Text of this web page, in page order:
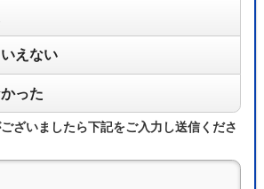
えない
った
ざいましたら下記をご入力し送信くださ